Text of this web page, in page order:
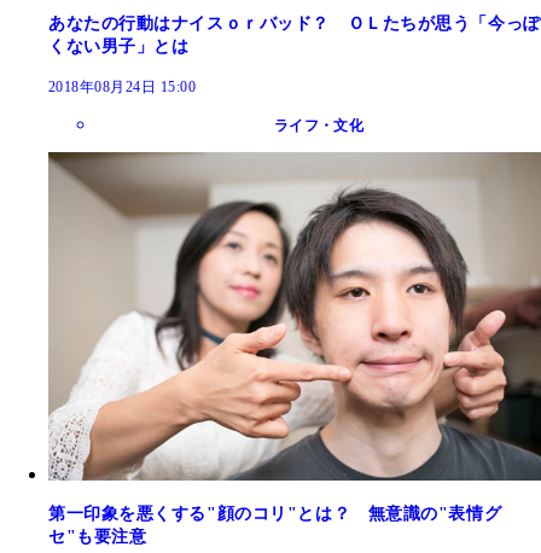
あなたの行動はナイスｏｒバッド？ ＯＬたちが思う「今っぽ
くない男子」とは
2018年08月24日 15:00
ライフ・文化
第一印象を悪くする"顔のコリ"とは？ 無意識の"表情グ
セ"も要注意